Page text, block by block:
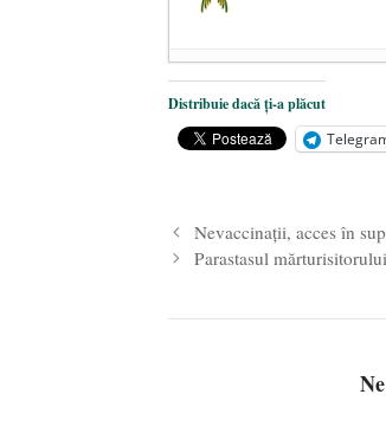
Dezvăluiri
Statul care
Legea Vexler
Distribuie dacă ți-a plăcut
Nevaccinații, acces în
Parastasul